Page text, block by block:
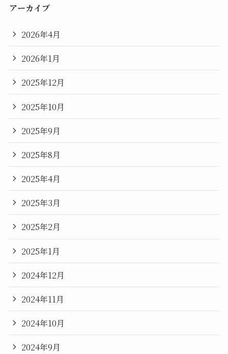
アーカイブ
2026年4月
2026年1月
2025年12月
2025年10月
2025年9月
2025年8月
2025年4月
2025年3月
2025年2月
2025年1月
2024年12月
2024年11月
2024年10月
2024年9月